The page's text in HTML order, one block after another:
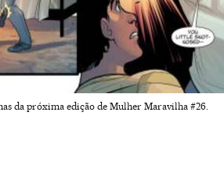
da próxima edição de Mulher Maravilha #26.